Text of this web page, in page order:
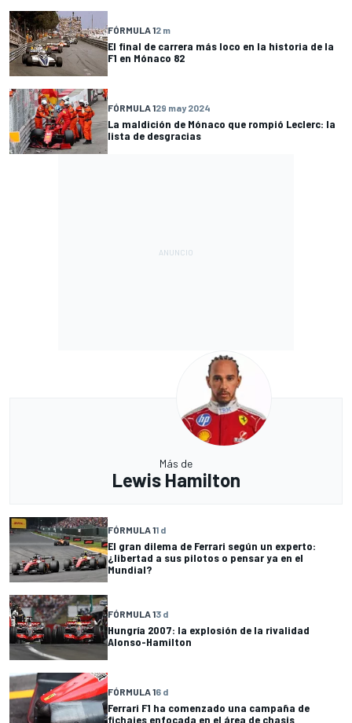
FÓRMULA 12 m
El final de carrera más loco en la historia de la
F1 en Mónaco 82
FÓRMULA 129 may 2024
La maldición de Mónaco que rompió Leclerc: la
lista de desgracias
Más de
Lewis Hamilton
FÓRMULA 11 d
El gran dilema de Ferrari según un experto:
¿libertad a sus pilotos o pensar ya en el
Mundial?
FÓRMULA 13 d
Hungría 2007: la explosión de la rivalidad
Alonso-Hamilton
FÓRMULA 16 d
Ferrari F1 ha comenzado una campaña de
fichajes enfocada en el área de chasis